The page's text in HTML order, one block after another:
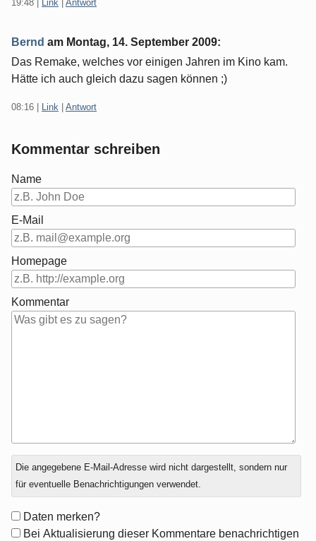
19:48 Link Antwort
Bernd am Montag, 14. September 2009:
Das Remake, welches vor einigen Jahren im Kino kam.
Hätte ich auch gleich dazu sagen können ;)
08:16 Link Antwort
Kommentar schreiben
Name
E-Mail
Homepage
Kommentar
Antwort
zu
Die angegebene E-Mail-Adresse wird nicht dargestellt, sondern nur
für eventuelle Benachrichtigungen verwendet.
Formular-
Optionen
Daten merken?
Bei Aktualisierung dieser Kommentare benachrichtigen